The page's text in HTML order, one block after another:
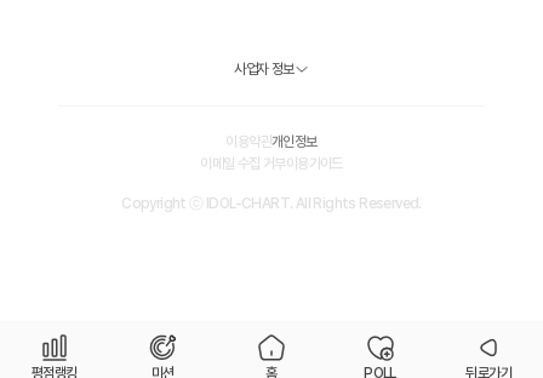
사업자 정보
이용약관개인정보
이메일 수집 거부이용가이드
Copyright ⓒ IDOL-CHART. All Rights Reserved.
평점랭킹 미션 홈 POLL 뒤로가기